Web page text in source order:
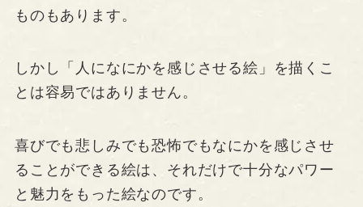
ものもあります。
しかし「人になにかを感じさせる絵」を描くこ
とは容易ではありません。
喜びでも悲しみでも恐怖でもなにかを感じさせ
ることができる絵は、それだけで十分なパワー
と魅力をもった絵なのです。